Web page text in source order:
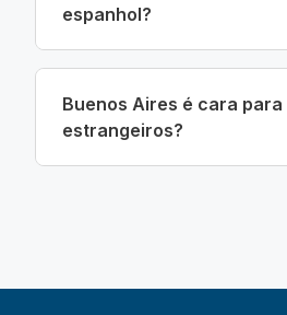
espanhol?
Buenos Aires é cara
estrangeiros?